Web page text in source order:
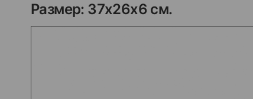
Размер: 37х26х6 см.